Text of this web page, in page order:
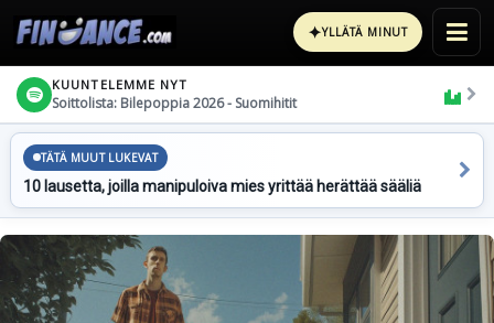
✦YLLÄTÄ MINUT
KUUNTELEMME NYT
Soittolista: Bilepoppia 2026 - Suomihitit
TÄTÄ MUUT LUKEVAT
10 lausetta, joilla manipuloiva mies yrittää herättää sääliä